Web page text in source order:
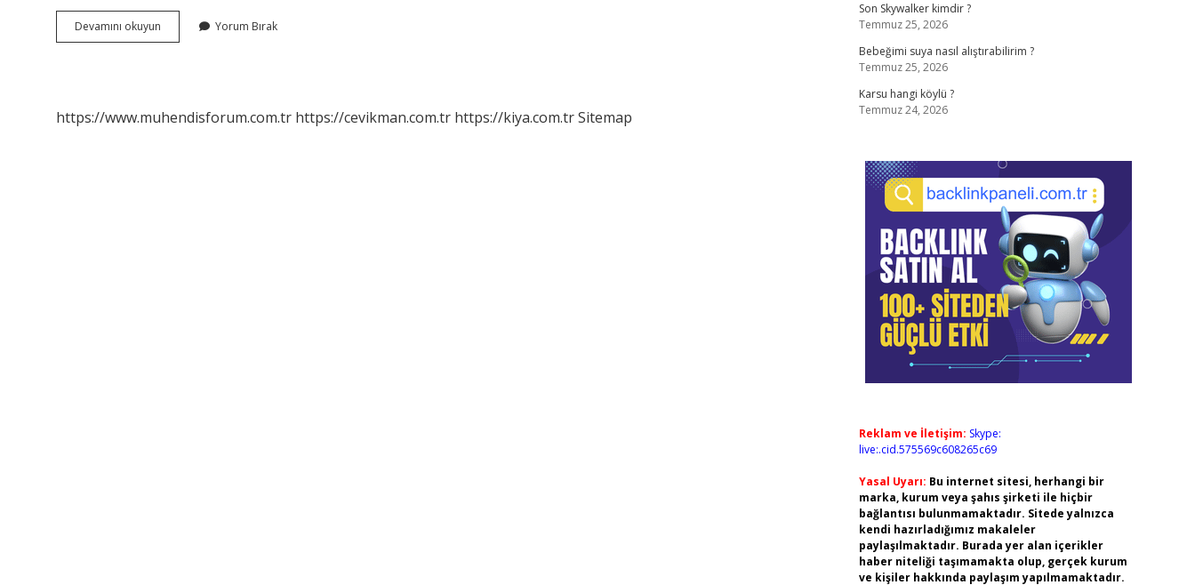
Devamını okuyun
Için
Yorum Bırak
https://www.muhendisforum.com.tr https://cevikman.com.tr https://kiya.com.trSitemap
Son Skywalker kimdir ?
Temmuz 25, 2026
Bebeğimi suya nasıl alıştırabilirim ?
Temmuz 25, 2026
Karsu hangi köylü ?
Temmuz 24, 2026
Reklam ve İletişim: Skype:
live:.cid.575569c608265c69
Yasal Uyarı: Bu internet sitesi, herhangi bir
marka, kurum veya şahıs şirketi ile hiçbir
bağlantısı bulunmamaktadır. Sitede yalnızca
kendi hazırladığımız makaleler
paylaşılmaktadır. Burada yer alan içerikler
haber niteliği taşımamakta olup, gerçek kurum
ve kişiler hakkında paylaşım yapılmamaktadır.